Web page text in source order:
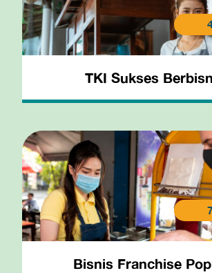
TKI Sukses
Bisnis Franchise